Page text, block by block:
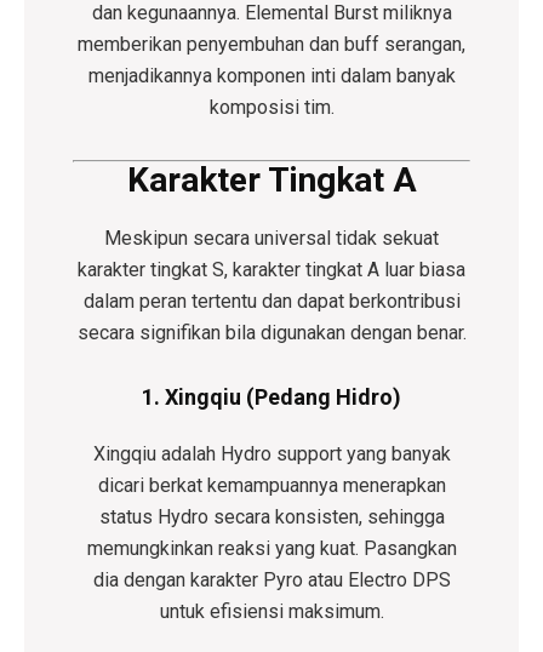
dan kegunaannya. Elemental Burst miliknya
memberikan penyembuhan dan buff serangan,
menjadikannya komponen inti dalam banyak
komposisi tim.
Karakter Tingkat A
Meskipun secara universal tidak sekuat
karakter tingkat S, karakter tingkat A luar biasa
dalam peran tertentu dan dapat berkontribusi
secara signifikan bila digunakan dengan benar.
1. Xingqiu (Pedang Hidro)
Xingqiu adalah Hydro support yang banyak
dicari berkat kemampuannya menerapkan
status Hydro secara konsisten, sehingga
memungkinkan reaksi yang kuat. Pasangkan
dia dengan karakter Pyro atau Electro DPS
untuk efisiensi maksimum.